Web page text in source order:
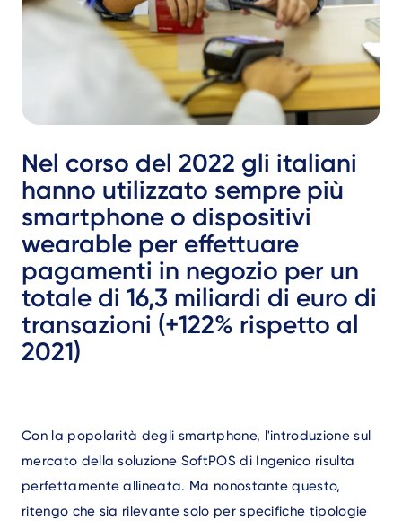
Nel corso del 2022 gli italiani
hanno utilizzato sempre più
smartphone o dispositivi
wearable per effettuare
pagamenti in negozio per un
totale di 16,3 miliardi di euro di
transazioni (+122% rispetto al
2021)
Text
Con la popolarità degli smartphone, l'introduzione sul
mercato della soluzione SoftPOS di Ingenico risulta
perfettamente allineata. Ma nonostante questo,
ritengo che sia rilevante solo per specifiche tipologie